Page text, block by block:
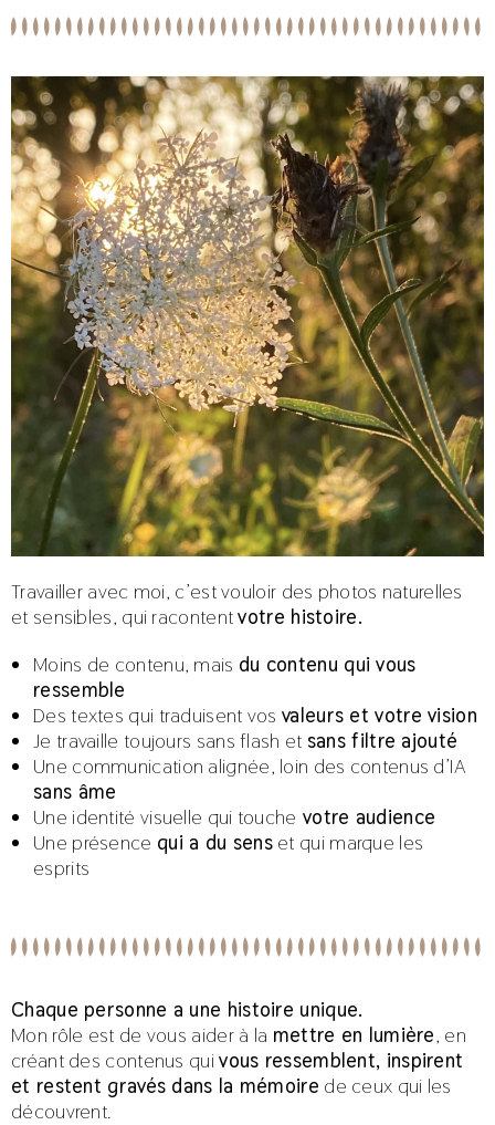
Travailler avec moi, c’est vouloir des photos naturelles
et sensibles, qui racontentvotre histoire.
Moins de contenu, mais du contenu qui vous
ressemble
Des textes qui traduisent vos valeurs et votre vision
Je travaille toujours sans flash et sans filtre ajouté
Une communication alignée, loin des contenus d’IA
sans âme
Une identité visuelle qui touche votre audience
Une présence qui a du senset qui marque les
esprits
Chaque personne a une histoire unique.
Mon rôle est de vous aider à la mettre en lumière, en
créant des contenus quivous ressemblent, inspirent
et restent gravés dans la mémoire de ceux qui les
découvrent.